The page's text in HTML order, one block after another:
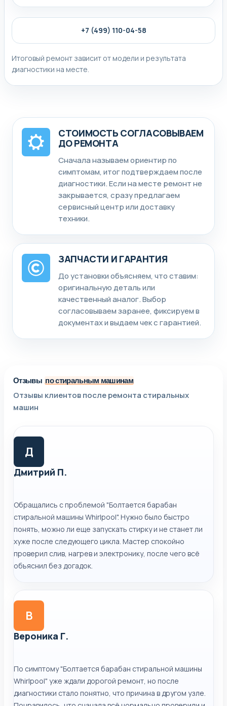
+7 (499) 110-04-58
Итоговый ремонт зависит от модели и результата
диагностики на месте.
СТОИМОСТЬ СОГЛАСОВЫВАЕМ
ДО РЕМОНТА
Сначала называем ориентир по
симптомам, итог подтверждаем после
диагностики. Если на месте ремонт не
закрывается, сразу предлагаем
сервисный центр или доставку
техники.
ЗАПЧАСТИ И ГАРАНТИЯ
До установки объясняем, что ставим:
оригинальную деталь или
качественный аналог. Выбор
согласовываем заранее, фиксируем в
документах и выдаем чек с гарантией.
Отзывы по стиральным машинам
Отзывы клиентов после ремонта стиральных
машин
Д
Дмитрий П.
Обращались с проблемой "Болтается барабан
стиральной машины Whirlpool". Нужно было быстро
понять, можно ли еще запускать стирку и не станет ли
хуже после следующего цикла. Мастер спокойно
проверил слив, нагрев и электронику, после чего всё
объяснил без догадок.
В
Вероника Г.
По симптому "Болтается барабан стиральной машины
Whirlpool" уже ждали дорогой ремонт, но после
диагностики стало понятно, что причина в другом узле.